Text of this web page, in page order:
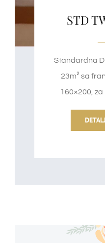
STD
Standardna
23m² sa
160×200,